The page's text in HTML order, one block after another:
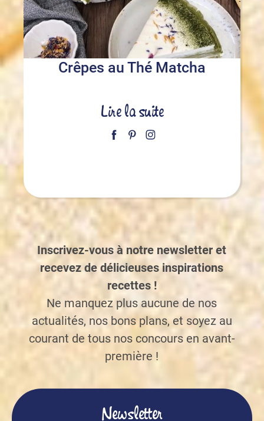
Crêpes au Thé Matcha
Lire la suite
Inscrivez-vous à notre newsletter et
recevez de délicieuses inspirations
recettes !
Ne manquez plus aucune de nos
actualités, nos bons plans, et soyez au
courant de tous nos concours en avant-
première !
Newsletter